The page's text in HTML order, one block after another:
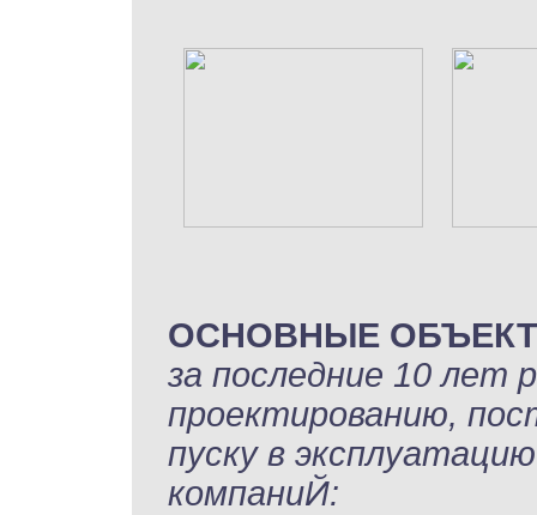
ОСНОВНЫЕ
за последние 10 лет
проектированию,
пуску в
компаниЙ: